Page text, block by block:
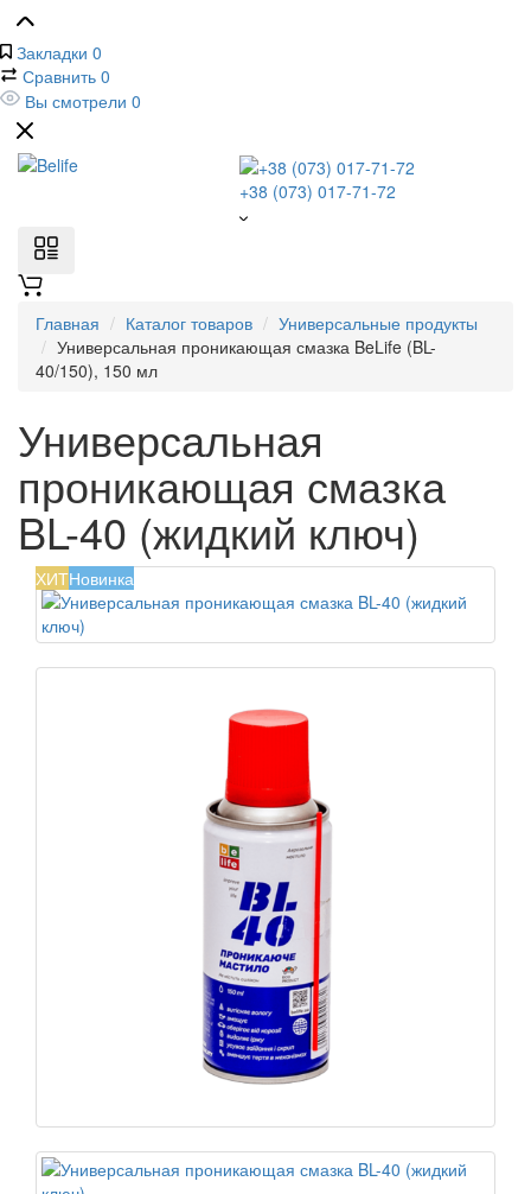
Закладки 0
Сравнить 0
Вы смотрели 0
+38 (073) 017-71-72
Главная Каталог товаров
Универсальные продукты
Универсальная проникающая смазка BeLife (BL-
40/150), 150 мл
Универсальная
проникающая смазка
BL-40 (жидкий ключ)
ХИТНовинка